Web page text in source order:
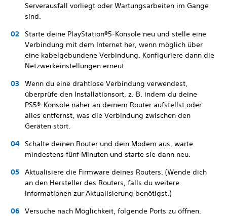
Serverausfall vorliegt oder Wartungsarbeiten im Gange
sind.
Starte deine PlayStation®5-Konsole neu und stelle eine
Verbindung mit dem Internet her, wenn möglich über
eine kabelgebundene Verbindung. Konfiguriere dann die
Netzwerkeinstellungen erneut.
Wenn du eine drahtlose Verbindung verwendest,
überprüfe den Installationsort, z. B. indem du deine
PS5®-Konsole näher an deinem Router aufstellst oder
alles entfernst, was die Verbindung zwischen den
Geräten stört.
Schalte deinen Router und dein Modem aus, warte
mindestens fünf Minuten und starte sie dann neu.
Aktualisiere die Firmware deines Routers. (Wende dich
an den Hersteller des Routers, falls du weitere
Informationen zur Aktualisierung benötigst.)
Versuche nach Möglichkeit, folgende Ports zu öffnen.